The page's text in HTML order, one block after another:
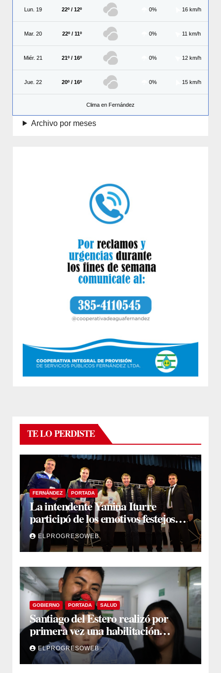
Lun. 19 22º / 12º 0% 16 km/h
Mar. 20 22º / 11º 0% 11 km/h
Miér. 21 21º / 16º 0% 12 km/h
Jue. 22 20º / 16º 0% 15 km/h
Clima en Fernández
Archivo por meses
TE LO PERDISTE
FERNÁNDEZ PORTADA
La intendente Yanina Iturre
participó de los emotivos festejos
por el Aniversario del Taekwon-Do
en Fernández
ELPROGRESOWEB
GOBIERNO PORTADA SALUD
Santiago del Estero realizó por
primera vez una habilitación
auditiva con vincha de conducción
óseaELPROGRESOWEB